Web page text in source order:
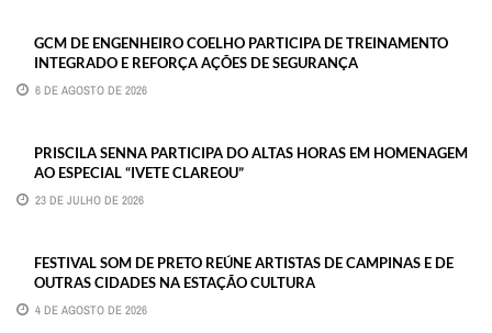
GCM DE ENGENHEIRO COELHO PARTICIPA DE TREINAMENTO
INTEGRADO E REFORÇA AÇÕES DE SEGURANÇA
6 DE AGOSTO DE 2026
PRISCILA SENNA PARTICIPA DO ALTAS HORAS EM HOMENAGEM
AO ESPECIAL “IVETE CLAREOU”
23 DE JULHO DE 2026
FESTIVAL SOM DE PRETO REÚNE ARTISTAS DE CAMPINAS E DE
OUTRAS CIDADES NA ESTAÇÃO CULTURA
4 DE AGOSTO DE 2026